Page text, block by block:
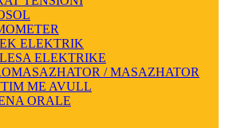
ELEKTRIK
ELEKTRIKE
/ MASAZHATOR
ME AVULL
ORALE